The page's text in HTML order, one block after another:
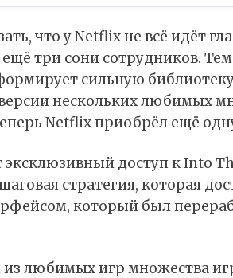
что у Netflix не всё идёт
три сони сотрудников.
сильную
нескольких любимых
Netflixприобрёл ещё
доступ к Into
стратегия, которая
который был
из любимых игр множества